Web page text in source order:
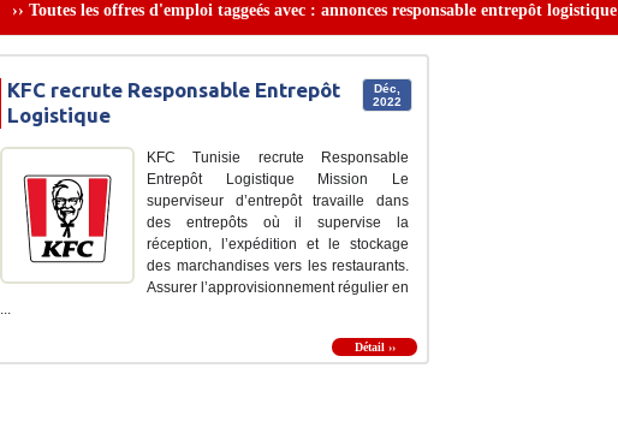
›› Toutes les offres d'emploi taggeés avec : annonces responsable entrepôt logistique
Déc,
2022
KFC recrute Responsable Entrepôt
Logistique
KFC Tunisie recrute Responsable
Entrepôt Logistique Mission Le
superviseur d’entrepôt travaille dans
des entrepôts où il supervise la
réception, l’expédition et le stockage
des marchandises vers les restaurants.
Assurer l’approvisionnement régulier en
...
Détail ››